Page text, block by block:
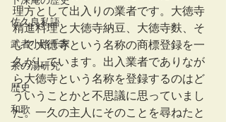
佐久良私語
武者小路千家
茶の湯研究
歴史
和歌
理方として出入りの業者です。大徳寺
精進料理と大徳寺納豆、大徳寺麩、そ
して大徳寺という名称の商標登録を一
久がしています。出入業者でありなが
ら大徳寺という名称を登録するのはど
ういうことかと不思議に思っていまし
た。一久の主人にそのことを尋ねたと